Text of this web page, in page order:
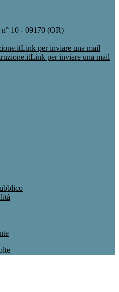
10 - 09170 (OR)
Link per inviare una mail
Link per inviare una mail